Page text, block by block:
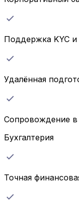
Поддержка KYC и
Удалённая
Сопровождение в
Бухгалтерия
Точная